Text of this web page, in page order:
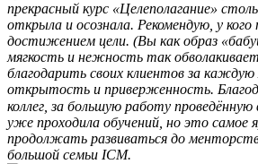
прекрасный курс «Целеполагание»
открыла и осознала. Рекомендую, у кого
достижением цели. (Вы как образ
мягкость и нежность так
благодарить своих клиентов за каждую
открытость и приверженность.
коллег, за большую работу
уже проходила обучений, но это самое
продолжать развиваться до
большой семьи ICM.